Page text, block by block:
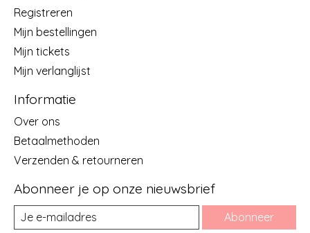
Registreren
Mijn bestellingen
Mijn tickets
Mijn verlanglijst
Informatie
Over ons
Betaalmethoden
Verzenden & retourneren
Abonneer je op onze nieuwsbrief
Abonneer